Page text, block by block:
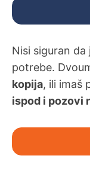
Nisi siguran
potrebe.
kopija, ili imaš
ispod i pozovi